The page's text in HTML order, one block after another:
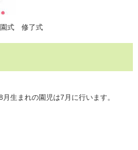
式 修了式
生まれの園児は7月に行います。